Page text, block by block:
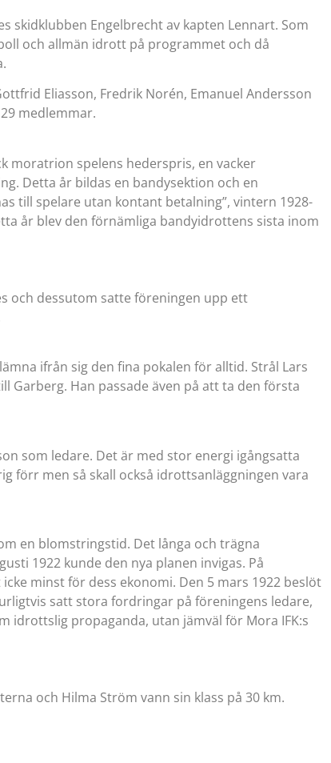
skidklubben Engelbrecht av kapten Lennart. Som
och allmän idrott på programmet och då
Eliasson, Fredrik Norén, Emanuel Andersson
medlemmar.
moratrion spelens hederspris, en vacker
Detta år bildas en bandysektion och en
till spelare utan kontant betalning”, vintern 1928-
år blev den förnämliga bandyidrottens sista inom
och dessutom satte föreningen upp ett
ifrån sig den fina pokalen för alltid. Strål Lars
Garberg. Han passade även på att ta den första
som ledare. Det är med stor energi igångsatta
förr men så skall också idrottsanläggningen vara
en blomstringstid. Det långa och trägna
1922 kunde den nya planen invigas. På
minst för dess ekonomi. Den 5 mars 1922 beslöt
satt stora fordringar på föreningens ledare,
idrottslig propaganda, utan jämväl för Mora IFK:s
och Hilma Ström vann sin klass på 30 km.